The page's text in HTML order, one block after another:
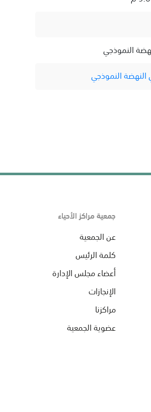
النموذجي
النهضة النموذجي
جمعية مراكز الأحياء
عن الجمعية
كلمة الرئيس
أعضاء مجلس الإدارة
الإنجازات
مراكزنا
عضوية الجمعية